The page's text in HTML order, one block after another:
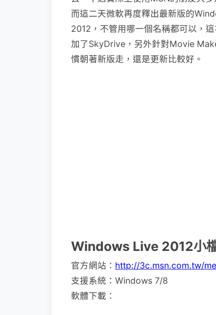
而這二天微軟再度釋出最新版的
2012，不管用哪一個名稱都可以，
加了SkyDrive，另外針對Movie
慣朝著新版走，還是更新比較好。
Windows Live 2012小
官方網站： http://3c.msn.com.tw/
支援系統：Windows 7/8
軟體下載：